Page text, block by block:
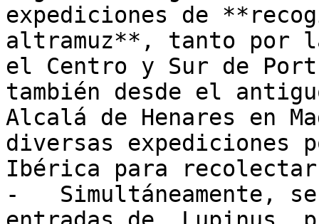
expediciones de
altramuz**, tanto por
el Centro y Sur de
también desde el
Alcalá de Henares en
diversas expediciones
Ibérica para
-   Simultáneamente,